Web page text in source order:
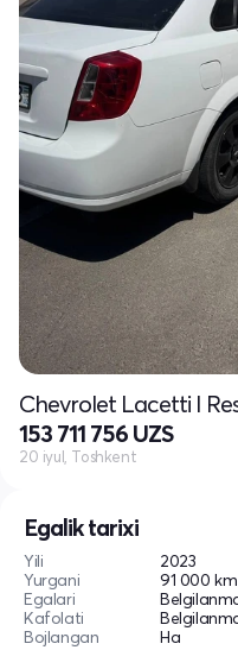
Egalik tarixi
Yili
2023
Yurgani
91 000 km
Egalari
Kafolati
Bojlangan
Ha
Chevrolet Lacetti I
153 711 756 UZS
20 iyul, Toshkent